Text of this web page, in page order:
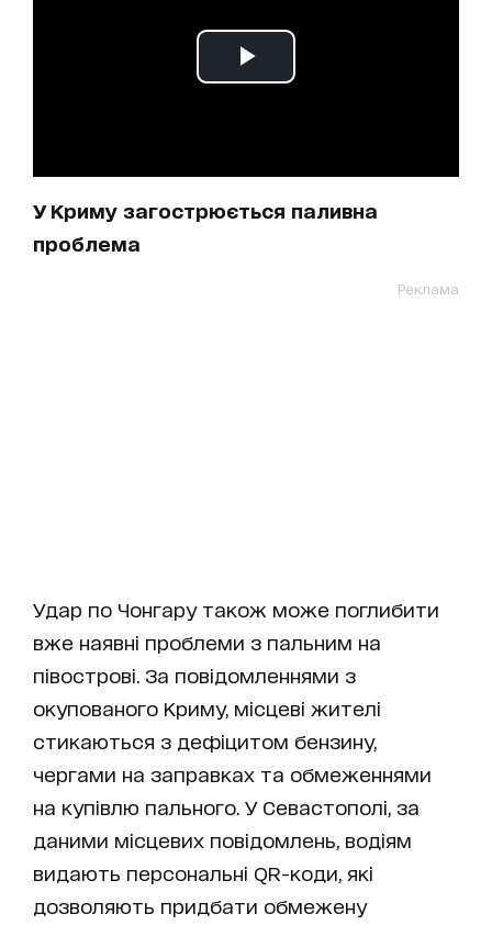
У Криму загострюється паливна
проблема
Реклама
Удар по Чонгару також може поглибити
вже наявні проблеми з пальним на
півострові. За повідомленнями з
окупованого Криму, місцеві жителі
стикаються з дефіцитом бензину,
чергами на заправках та обмеженнями
на купівлю пального. У Севастополі, за
даними місцевих повідомлень, водіям
видають персональні QR-коди, які
дозволяють придбати обмежену